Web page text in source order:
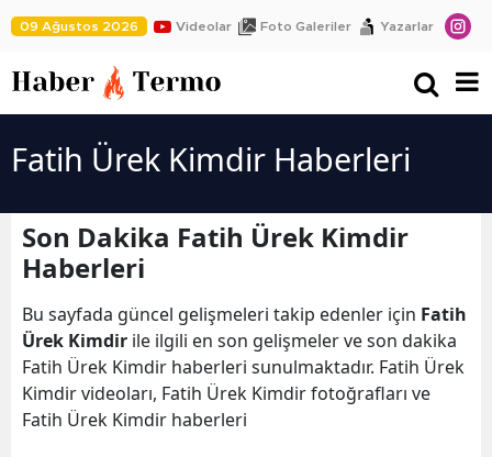
09 Ağustos 2026 Videolar Foto Galeriler Yazarlar
Fatih Ürek Kimdir Haberleri
Son Dakika Fatih Ürek Kimdir
Haberleri
Bu sayfada güncel gelişmeleri takip edenler için Fatih
Ürek Kimdir ile ilgili en son gelişmeler ve son dakika
Fatih Ürek Kimdir haberleri sunulmaktadır. Fatih Ürek
Kimdir videoları, Fatih Ürek Kimdir fotoğrafları ve
Fatih Ürek Kimdir haberleri